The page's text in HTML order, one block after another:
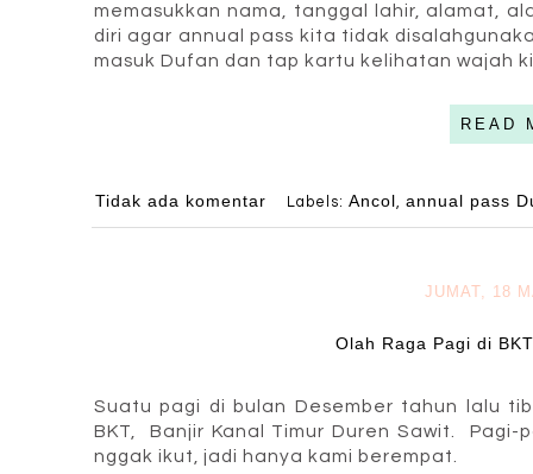
memasukkan nama, tanggal lahir, alamat,
diri agar annual pass kita tidak
masuk Dufan dan tap kartu kelihatan wajah
READ
Tidak ada komentar Labels:Ancol,annual pass
JUMAT, 18
Olah Raga Pagi di
Suatu pagi di bulan Desember tahun lalu
BKT, Banjir Kanal Timur Duren Sawit.
nggak ikut, jadi hanya kami berempat.